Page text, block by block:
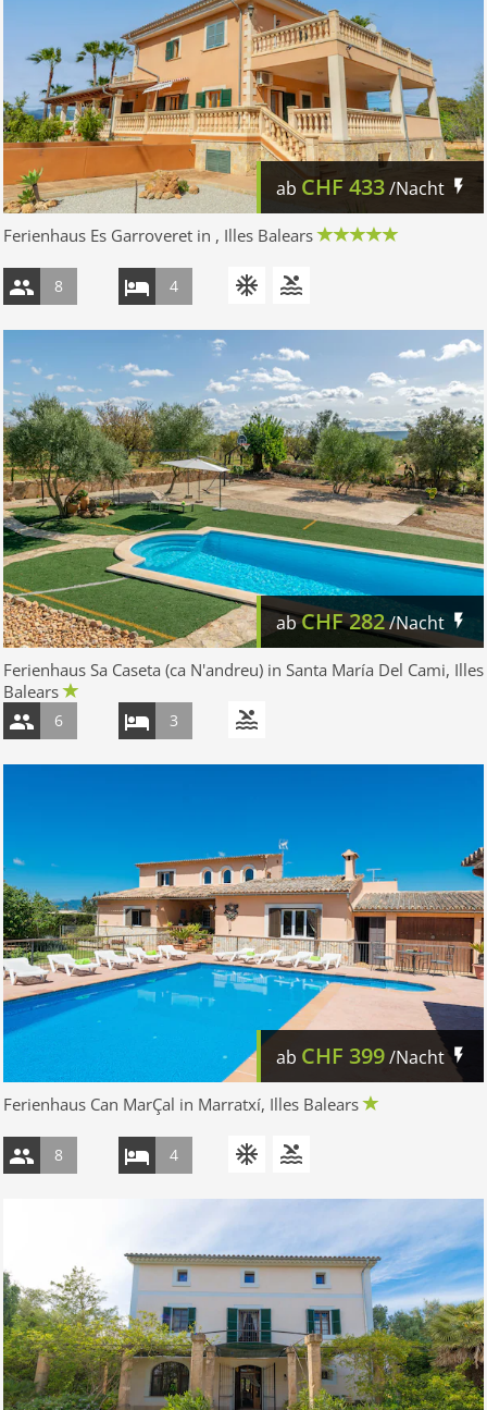
ab CHF 433/Nacht
Ferienhaus Es Garroveret in , Illes Balears
8 4
abCHF282/Nacht
Ferienhaus Sa Caseta (ca N'andreu) in Santa María Del Cami, Illes
Balears
6 3
ab CHF 399/Nacht
Ferienhaus Can MarÇal in Marratxí, Illes Balears
8 4